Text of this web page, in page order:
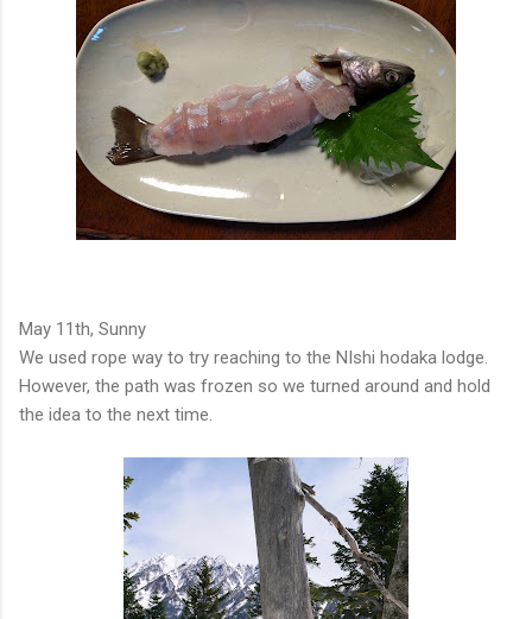
May 11th, Sunny
We used rope way to try reaching to the NIshi hodaka lodge.
However, the path was frozen so we turned around and hold
the idea to the next time.